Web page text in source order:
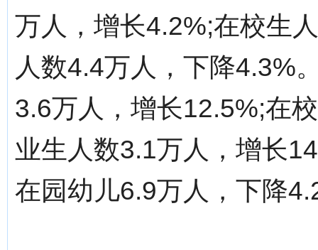
万人，增长4.2%;在校生
人数4.4万人，下降4.3%
3.6万人，增长12.5%;在
业生人数3.1万人，增长
在园幼儿6.9万人，下降